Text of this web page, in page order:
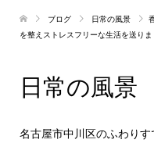
ブログ 日常の風景
を整えストレスフリーな生活を送り
日常の風景
名古屋市中川区のふわりす